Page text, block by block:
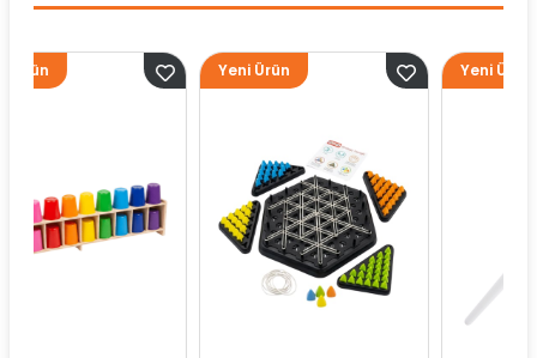
Yeni Ürün Yeni Ürün